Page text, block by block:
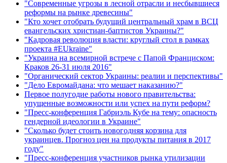
"Современные угрозы в лесной отрасли и несбывшиеся
реформы на рынке древесины"
"Кто хочет отобрать будущий центральный храм в ВСЦ
евангельских христиан-баптистов Украины?"
"Кадровая революция власти: круглый стол в рамках
проекта #EUkraine"
"Украина на всемирной встрече с Папой Франциском:
Краков 26-31 июля 2016"
"Органический сектор Украины: реалии и перспективы"
"Дело Евромайдана: что мешает наказанию?"
Первое полугодие работы нового правительства:
упущенные возможности или успех на пути реформ?
"Пресс-конференция Габриэль Кубе на тему: опасность
гендерной идеологии в Украине"
"Сколько будет стоить новогодняя корзина для
украинцев. Прогноз цен на продукты питания в 2017
году"
"Пресс-конференция участников рынка утилизации